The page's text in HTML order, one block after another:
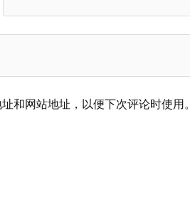
和网站地址，以便下次评论时使用。